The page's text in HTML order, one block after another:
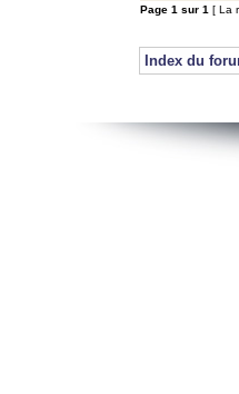
Page 1 sur 1 [ La
Index du